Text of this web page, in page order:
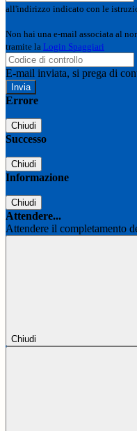
all'indirizzo indicato con le
Non hai una e-mail associata al
tramite la Login Spaggiari
E-mail inviata, si prega di
Errore
Chiudi
Successo
Chiudi
Informazione
Chiudi
Attendere...
Attendere il completamento
Chiudi